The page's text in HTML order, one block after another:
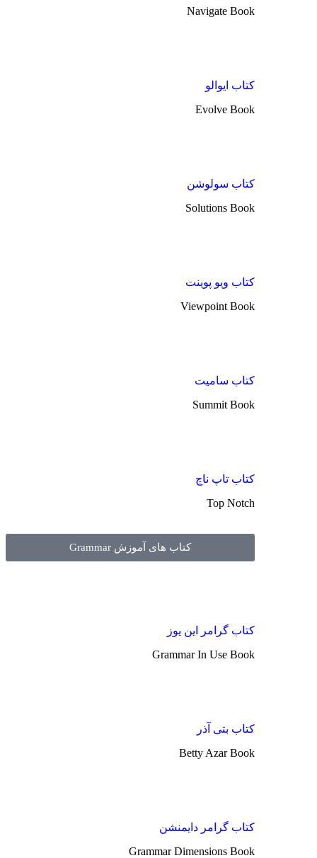
Navigate Book
کتاب ایوالو
Evolve Book
کتاب سولوشن
Solutions Book
کتاب ویو پوینت
Viewpoint Book
کتاب سامیت
Summit Book
کتاب تاپ ناچ
Top Notch
کتاب های آموزش Grammar
کتاب گرامر این یوز
Grammar In Use Book
کتاب بتی آذر
Betty Azar Book
کتاب گرامر دایمنشن
Grammar Dimensions Book